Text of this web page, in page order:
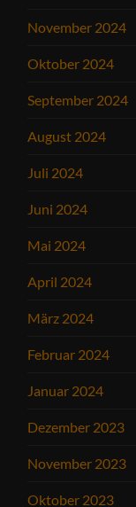
November 2024
Oktober 2024
September 2024
August 2024
Juli 2024
Juni 2024
Mai 2024
April 2024
März 2024
Februar 2024
Januar 2024
Dezember 2023
November 2023
Oktober 2023